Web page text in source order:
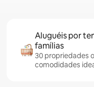
Aluguéis por
famílias
30 propriedades
comodidades